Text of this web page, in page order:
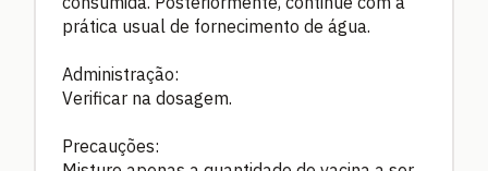
prática usual de fornecimento de água.
Administração:
Verificar na dosagem.
Precauções: